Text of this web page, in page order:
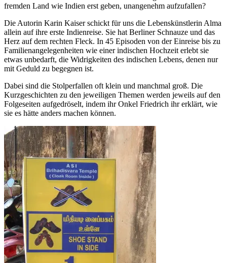
fremden Land wie Indien erst geben, unangenehm aufzufallen?
Die Autorin Karin Kaiser schickt für uns die Lebenskünstlerin Alma
allein auf ihre erste Indienreise. Sie hat Berliner Schnauze und das
Herz auf dem rechten Fleck. In 45 Episoden von der Einreise bis zu
Familienangelegenheiten wie einer indischen Hochzeit erlebt sie
etwas unbedarft, die Widrigkeiten des indischen Lebens, denen nur
mit Geduld zu begegnen ist.
Dabei sind die Stolperfallen oft klein und manchmal groß. Die
Kurzgeschichten zu den jeweiligen Themen werden jeweils auf den
Folgeseiten aufgedröselt, indem ihr Onkel Friedrich ihr erklärt, wie
sie es hätte anders machen können.